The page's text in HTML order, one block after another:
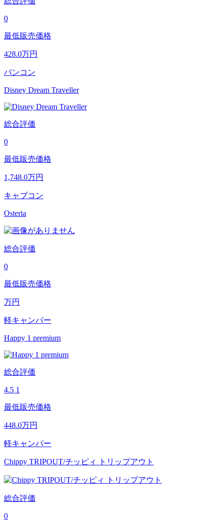
0
最低販売価格
428.0万円
バンコン
Disney Dream Traveller
総合評価
0
最低販売価格
1,748.0万円
キャブコン
Osteria
総合評価
0
最低販売価格
万円
軽キャンパー
Happy 1 premium
総合評価
4.5 1
最低販売価格
448.0万円
軽キャンパー
Chippy TRIPOUT/チッピィ トリップアウト
総合評価
0